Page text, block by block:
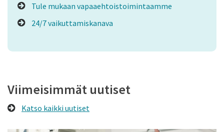
Tule mukaan vapaaehtoistoimintaamme
24/7 vaikuttamiskanava
Viimeisimmät uutiset
Katso kaikki uutiset